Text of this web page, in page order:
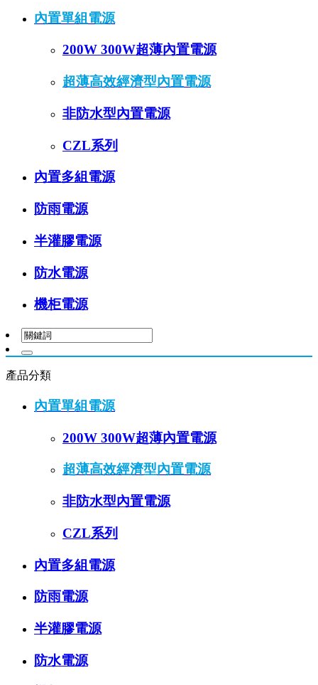
內置單組電源
200W 300W超薄內置電源
超薄高效經濟型內置電源
非防水型內置電源
CZL系列
內置多組電源
防雨電源
半灌膠電源
防水電源
機柜電源
產品分類
內置單組電源
200W 300W超薄內置電源
超薄高效經濟型內置電源
非防水型內置電源
CZL系列
內置多組電源
防雨電源
半灌膠電源
防水電源